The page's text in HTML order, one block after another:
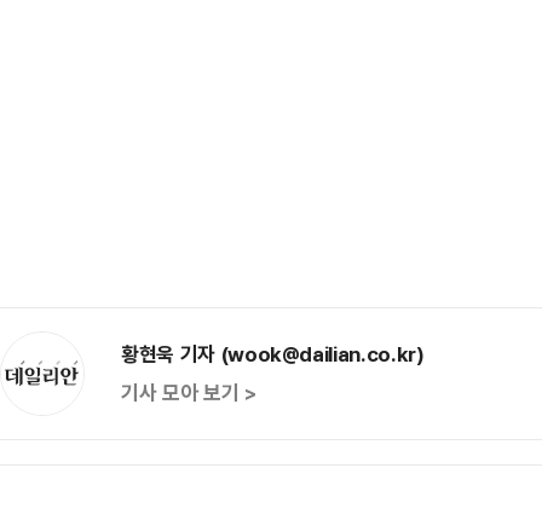
황현욱 기자 (wook@dailian.co.kr)
기사 모아 보기 >